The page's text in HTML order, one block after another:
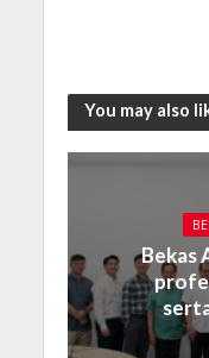
You may also
Bekas